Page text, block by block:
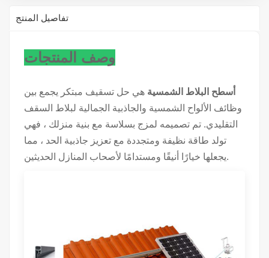
تفاصيل المنتج
وصف المنتجات
أسطح البلاط الشمسية هي حل تسقيف مبتكر يجمع بين
وظائف الألواح الشمسية والجاذبية الجمالية لبلاط السقف
التقليدي. تم تصميمه لمزج بسلاسة مع بنية منزلك ، فهي
تولد طاقة نظيفة ومتجددة مع تعزيز جاذبية الحد ، مما
يجعلها خيارًا أنيقًا ومستدامًا لأصحاب المنازل الحديثين.